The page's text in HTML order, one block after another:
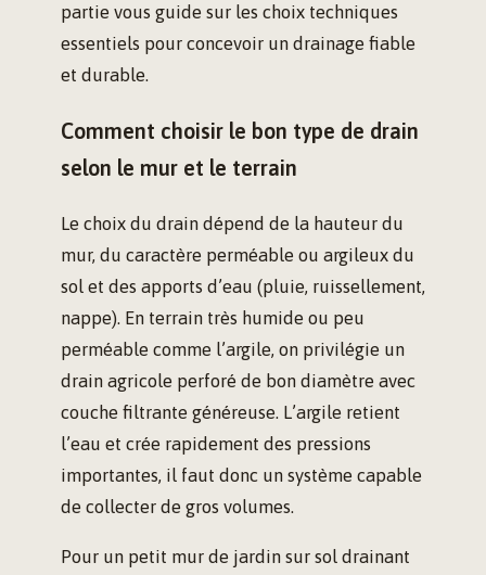
partie vous guide sur les choix techniques
essentiels pour concevoir un drainage fiable
et durable.
Comment choisir le bon type de drain
selon le mur et le terrain
Le choix du drain dépend de la hauteur du
mur, du caractère perméable ou argileux du
sol et des apports d’eau (pluie, ruissellement,
nappe). En terrain très humide ou peu
perméable comme l’argile, on privilégie un
drain agricole perforé de bon diamètre avec
couche filtrante généreuse. L’argile retient
l’eau et crée rapidement des pressions
importantes, il faut donc un système capable
de collecter de gros volumes.
Pour un petit mur de jardin sur sol drainant